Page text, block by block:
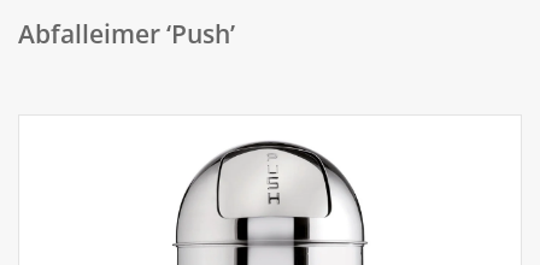
Gedeckter Tisch
Abfalleimer ‘Push’